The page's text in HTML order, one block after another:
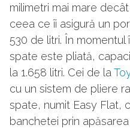
milimetri mai mare
ceea ce îi asigură un
530 de litri. În
spate este pliată,
la 1.658 litri. Cei de la
cu un sistem de pliere
spate, numit Easy Flat,
banchetei prin